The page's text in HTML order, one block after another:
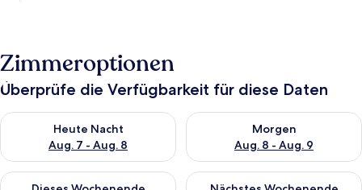
Zimmeroptionen
Überprüfe die Verfügbarkeit für diese Daten
Heute Nacht
Aug. 7 - Aug. 8
Überprüfe die Verfügbarkeit für heute Nacht, Aug. 7 - Aug. 8.
Morgen
Aug. 8 - Aug. 9
Überprüfe die Verfügbarkeit
Überprüfe die Verfügbarkeit für dieses Wochenende, Aug. 7
Überprüfe die Verfügbarkeit